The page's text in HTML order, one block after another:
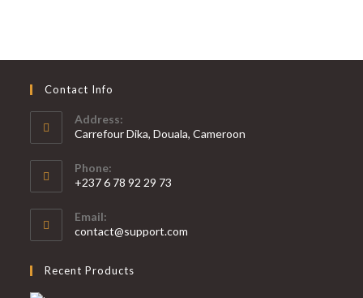
Contact Info
Address:
Carrefour Dika, Douala, Cameroon
Phone:
+237 6 78 92 29 73
dans
votre
Email:
contact@support.com
Recent Products